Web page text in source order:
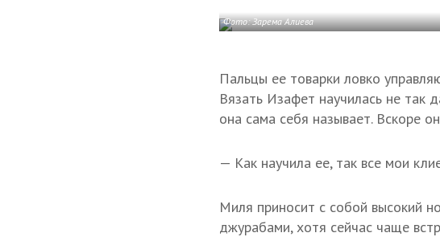
Фото: Зарема Алиева
Пальцы ее товарки ловко
Вязать Изафет научилась не так
она сама себя называет. Вскоре
— Как научила ее, так все мои
Миля приносит с собой высокий
джурабами, хотя сейчас чаще